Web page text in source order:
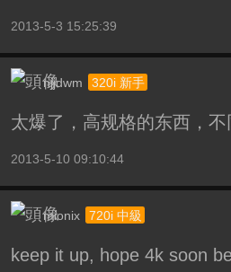
2013-5-3 15:25:39
njjdwm 320i 新手
太爆了，高规格的东西，不
2013-5-10 09:10:44
mionix 720i 中級
keep it up, hope 4k soon